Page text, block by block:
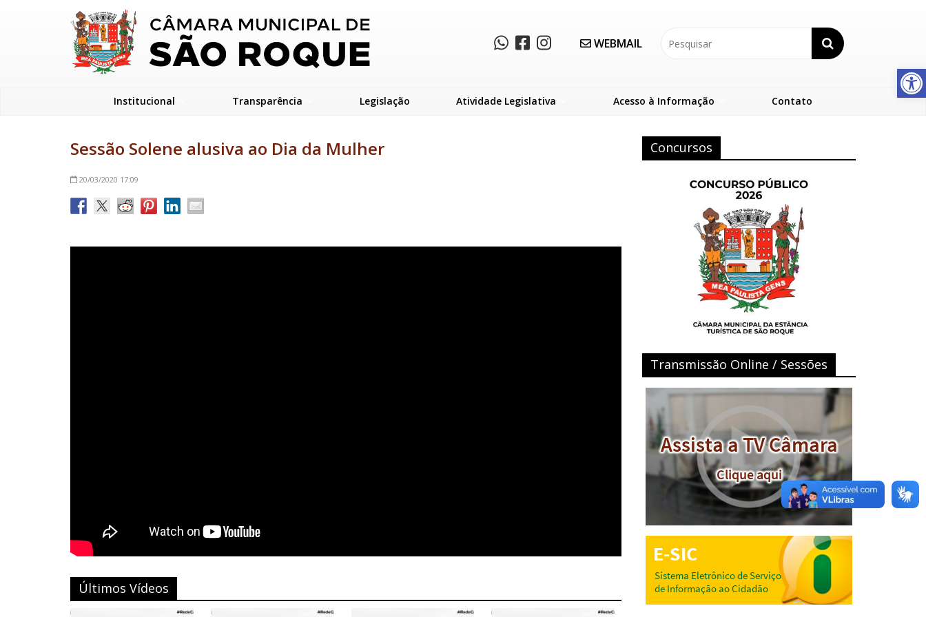
Abrir a barra de ferramentas
WEBMAIL
Institucional Transparência Legislação Atividade Legislativa Acesso à Informação Contato
Sessão Solene alusiva ao Dia da Mulher
20/03/2020 17:09
Últimos Vídeos
Concursos
Transmissão Online / Sessões